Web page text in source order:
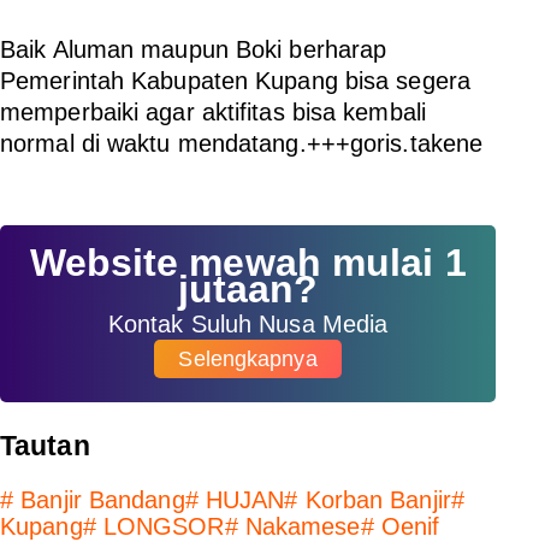
Baik Aluman maupun Boki berharap
Pemerintah Kabupaten Kupang bisa segera
memperbaiki agar aktifitas bisa kembali
normal di waktu mendatang.+++goris.takene
Website mewah mulai 1
jutaan?
Kontak Suluh Nusa Media
Selengkapnya
Tautan
# Banjir Bandang#HUJAN# Korban Banjir#
Kupang#LONGSOR#Nakamese#Oenif